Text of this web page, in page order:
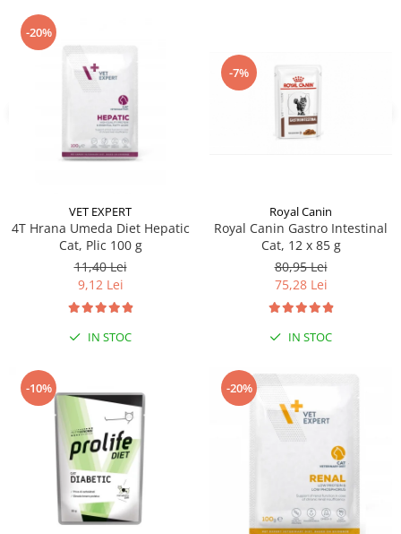
-20%
VET EXPERT
4T Hrana Umeda Diet Hepatic
Cat, Plic 100 g
11,40 Lei
9,12 Lei
IN STOC
-7%
Royal Canin
Royal Canin Gastro Intestinal
Cat, 12 x 85 g
80,95 Lei
75,28 Lei
IN STOC
-10% -20%